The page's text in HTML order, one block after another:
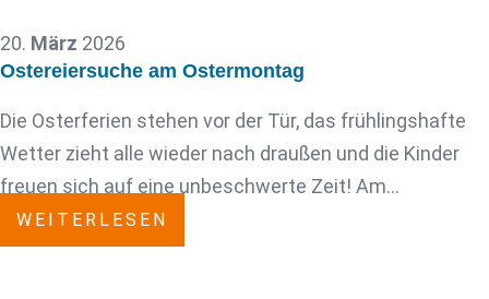
20. März 2026
Ostereiersuche am Ostermontag
Die Osterferien stehen vor der Tür, das frühlingshafte
Wetter zieht alle wieder nach draußen und die Kinder
freuen sich auf eine unbeschwerte Zeit! Am…
WEITERLESEN